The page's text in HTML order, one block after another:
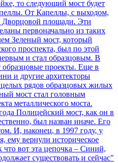
то следующий мост будет
От Капеллы, с выходом,
Дворцовой площади. Эти
первоначально из таких
Зеленый мост, который
проспекта, был по этой
и стал образцовым. В
образцовые проекты. Еще в
и другие архитекторы
рядов образцовых жилых
мост стал головным
металлического моста.
Полицейский мост, как он в
был назван иначе. Его
И, наконец, в 1997 году, у
ему вернули историческое
что вот эта цепочка – Синий,
существовать и сейчас"